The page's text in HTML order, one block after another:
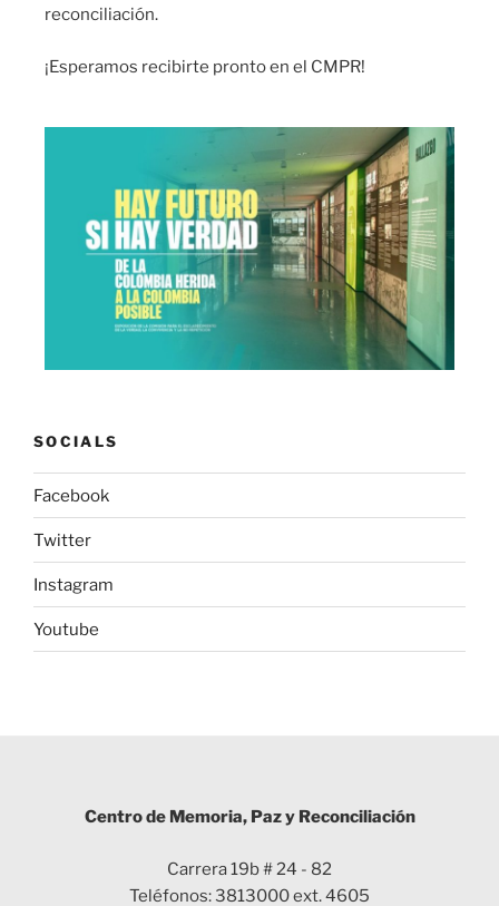
reconciliación.
¡Esperamos recibirte pronto en el CMPR!
SOCIALS
Facebook
Twitter
Instagram
Youtube
Centro de Memoria, Paz y Reconciliación
Carrera 19b # 24 - 82
Teléfonos: 3813000 ext. 4605